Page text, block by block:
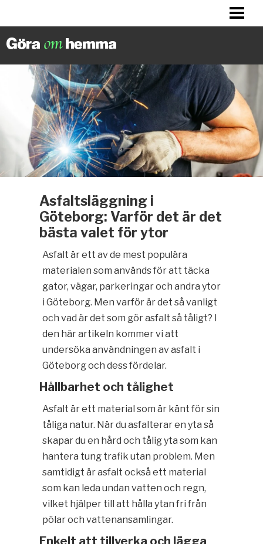
LITET KÖK? HITTA INSPIRATION!
FIXA HALLEN
BLOGG
Asfaltsläggning i
Göteborg: Varför det är det
bästa valet för ytor
Asfalt är ett av de mest populära
materialen som används för att täcka
gator, vägar, parkeringar och andra ytor
i Göteborg. Men varför är det så vanligt
och vad är det som gör asfalt så tåligt? I
den här artikeln kommer vi att
undersöka användningen av asfalt i
Göteborg och dess fördelar.
Hållbarhet och tålighet
Asfalt är ett material som är känt för sin
tåliga natur. När du asfalterar en yta så
skapar du en hård och tålig yta som kan
hantera tung trafik utan problem. Men
samtidigt är asfalt också ett material
som kan leda undan vatten och regn,
vilket hjälper till att hålla ytan fri från
pölar och vattenansamlingar.
Enkelt att tillverka och lägga